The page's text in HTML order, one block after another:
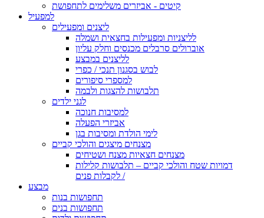
קיטים - אביזרים משלימים לתחפושת
למפעיל
ליצנים ומפעילים
לליצניות ומפעילות בחצאית ושמלה
אוברולים סרבלים מכנסים וחלק עליון
לליצנים במבצע
לבוש בסגנון תנכי / כפרי
למספרי סיפורים
תלבושות להצגות ולבמה
לגני ילדים
למסיבות חנוכה
אביזרי הפעלה
לימי הולדת ומסיבות בגן
מצנחים מיצגים והולכי קביים
מצנחים חצאיות מצנח ושטיחים
דמויות שטח והולכי קביים – תלבושות קלילות
לקבלות פנים /
מבצע
תחפושות בנות
תחפושות בנים